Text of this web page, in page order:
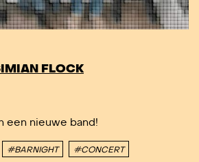
FLOCK
een nieuwe band!
#BARNIGHT #CONCERT